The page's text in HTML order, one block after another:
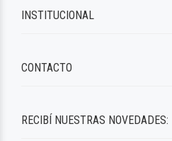
RECIBÍ NUESTRAS NOVEDADES:
INSTITUCIONAL
CONTACTO